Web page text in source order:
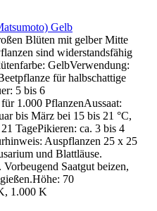
Gelb
Blüten mit gelber Mitte
sind widerstandsfähig
GelbVerwendung:
für halbschattige
5 bis 6
1.000 PflanzenAussaat:
bis März bei 15 bis 21 °C,
TagePikieren: ca. 3 bis 4
Auspflanzen 25 x 25
und Blattläuse.
Saatgut beizen,
70
1.000 K